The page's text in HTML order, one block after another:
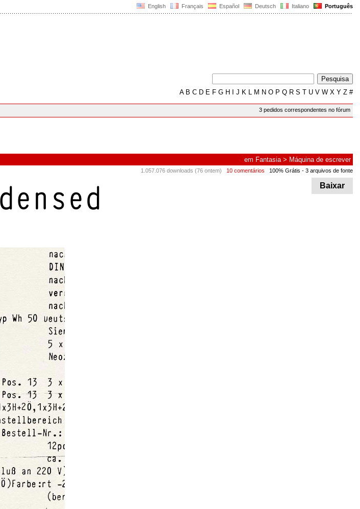
English Français Español Deutsch Italiano Português
AB C D E F G H J K L M N O P Q R S T U V W X Y Z #
3 pedidos correspondentes no fórum
em Fantasia> Máquina de escrever
1.057.076 downloads (76 ontem) 10 comentários 100% Grátis - 3 arquivos de fonte
Baixar